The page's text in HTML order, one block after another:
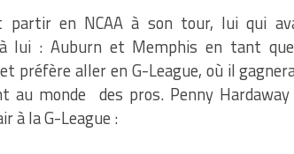
partir en NCAA à son tour, lui qui
lui : Auburn et Memphis en tant
préfère aller en G-League, où il
au monde des pros. Penny
à la G-League :